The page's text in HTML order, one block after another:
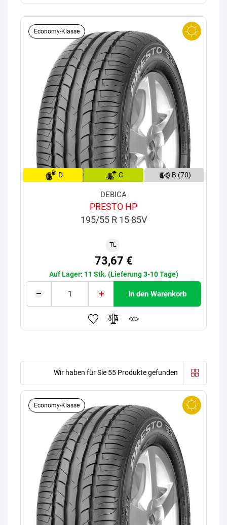
Economy-Klasse
D C B (70)
DEBICA
PRESTO HP
195/55 R 15 85V
TL
73,67 €
Auf Lager: 11 Stk. (Lieferung 3-10 Tage)
In den Warenkorb
Wir haben für Sie 55 Produkte gefunden
Economy-Klasse